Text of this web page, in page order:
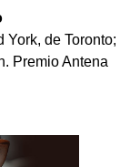
de Toronto;
Premio Antena